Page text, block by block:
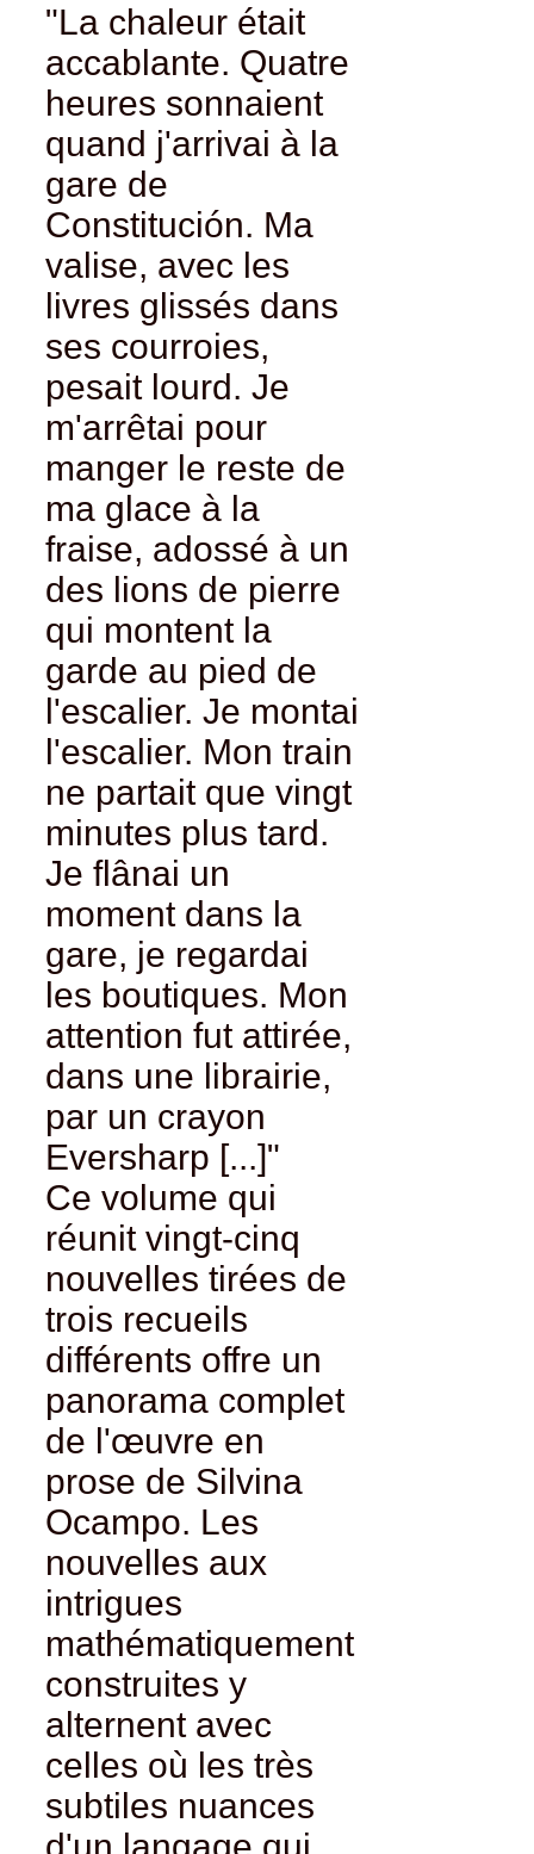
"La chaleur était
accablante. Quatre
heures sonnaient
quand j'arrivai à la
gare de
Constitución. Ma
valise, avec les
livres glissés dans
ses courroies,
pesait lourd. Je
m'arrêtai pour
manger le reste de
ma glace à la
fraise, adossé à un
des lions de pierre
qui montent la
garde au pied de
l'escalier. Je montai
l'escalier. Mon train
ne partait que vingt
minutes plus tard.
Je flânai un
moment dans la
gare, je regardai
les boutiques. Mon
attention fut attirée,
dans une librairie,
par un crayon
Eversharp [...]"
Ce volume qui
réunit vingt-cinq
nouvelles tirées de
trois recueils
différents offre un
panorama complet
de l'œuvre en
prose de Silvina
Ocampo. Les
nouvelles aux
intrigues
mathématiquement
construites y
alternent avec
celles où les très
subtiles nuances
d'un langage qui